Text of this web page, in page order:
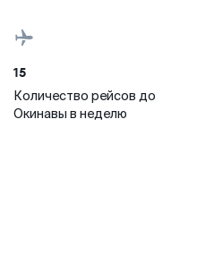
15
Количество рейсов до
Окинавы в неделю